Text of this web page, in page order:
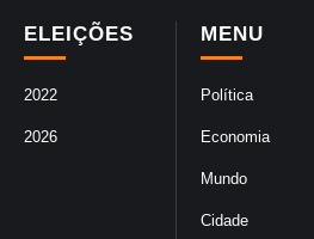
MENU
Política
Economia
Mundo
Cidade
ELEIÇÕES
2022
2026